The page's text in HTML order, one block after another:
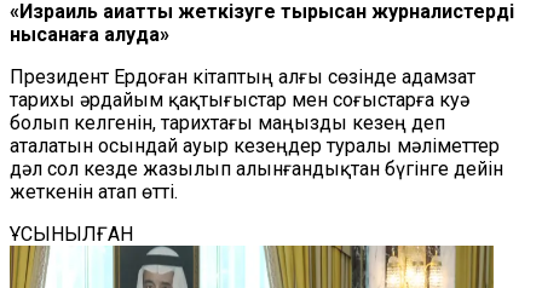
«Израиль ақиқатты жеткізуге тырысқан журналистерді
нысанаға алуда»
Президент Ердоған кітаптың алғы сөзінде адамзат
тарихы әрдайым қақтығыстар мен соғыстарға куә
болып келгенін, тарихтағы маңызды кезең деп
аталатын осындай ауыр кезеңдер туралы мәліметтер
дәл сол кезде жазылып алынғандықтан бүгінге дейін
жеткенін атап өтті.
ҰСЫНЫЛҒАН